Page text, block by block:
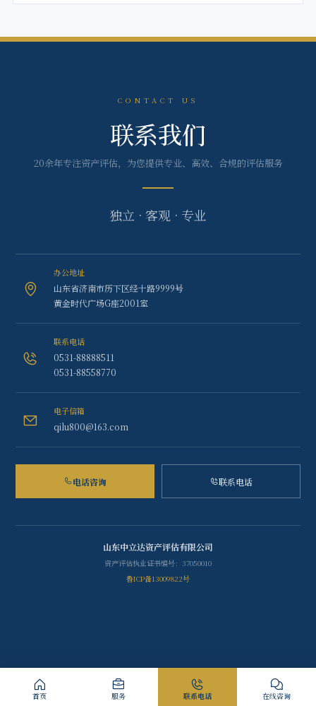
CONTACT US
联系我们
20余年专注资产评估，为您提供专业、高效、合规的评估服务
独立 · 客观 · 专业
办公地址
山东省济南市历下区经十路9999号
黄金时代广场G座2001室
联系电话
0531-88888511
0531-88558770
电子信箱
qilu800@163.com
电话咨询 联系电话
山东中立达资产评估有限公司
资产评估执业证书编号：37050010
鲁ICP备13009822号
首页 服务 联系电话 在线咨询